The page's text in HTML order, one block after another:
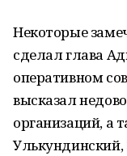
Некоторые
сделал глава
оперативном
высказал
организаций, а